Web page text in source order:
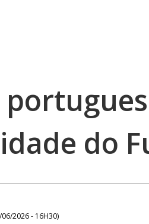
do
06/2026 - 16H30)